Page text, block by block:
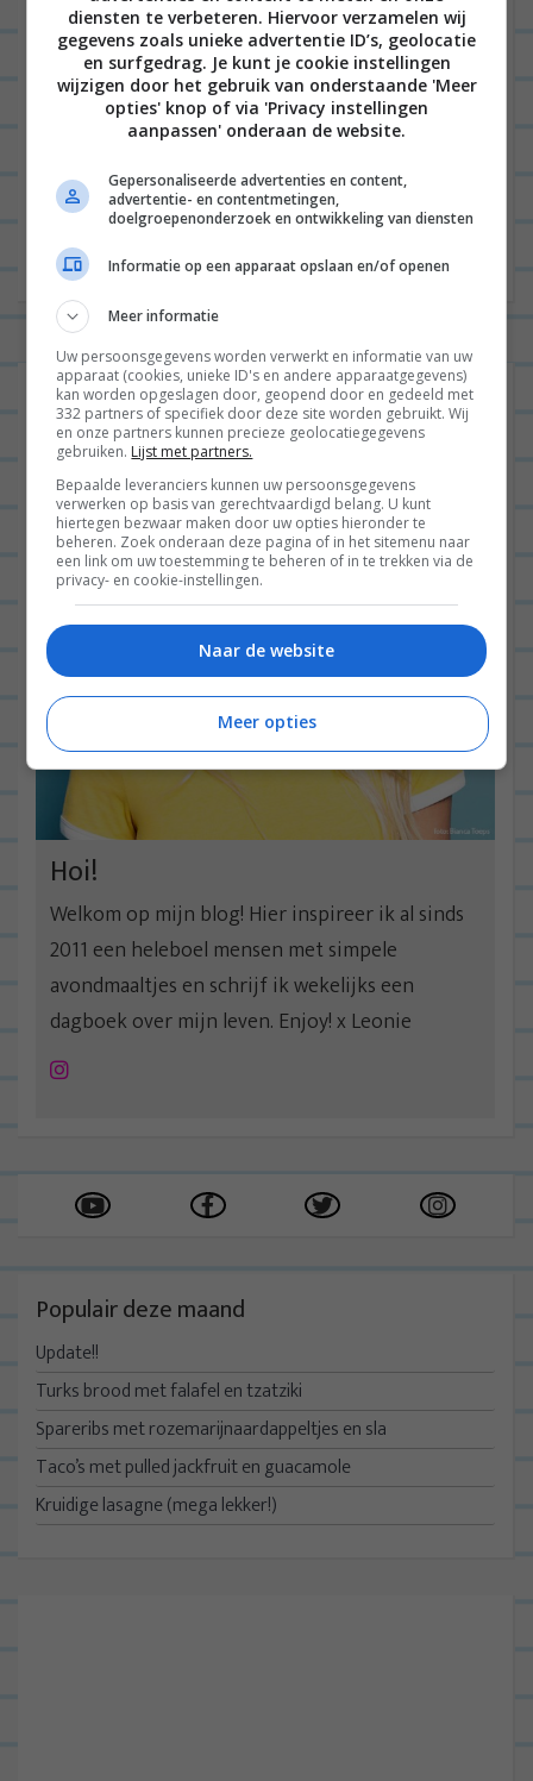
E-mail*
Hoi!
Welkom op mijn blog! Hier inspireer ik al sinds
2011 een heleboel mensen met simpele
avondmaaltjes en schrijf ik wekelijks een
dagboek over mijn leven. Enjoy! x Leonie
Instagram
Populair deze maand
Update!!
Turks brood met falafel en tzatziki
Spareribs met rozemarijnaardappeltjes en sla
Taco’s met pulled jackfruit en guacamole
Kruidige lasagne (mega lekker!)
diensten te verbeteren. Hiervoor verzamelen wij
gegevens zoals unieke advertentie ID’s, geolocatie
en surfgedrag. Je kunt je cookie instellingen
wijzigen door het gebruik van onderstaande 'Meer
opties' knop of via 'Privacy instellingen
aanpassen' onderaan de website.
Gepersonaliseerde advertenties en content,
advertentie- en contentmetingen,
doelgroepenonderzoek en ontwikkeling van diensten
Informatie op een apparaat opslaan en/of openen
Meer informatie
Uw persoonsgegevens worden verwerkt en informatie van uw
apparaat (cookies, unieke ID's en andere apparaatgegevens)
kan worden opgeslagen door, geopend door en gedeeld met
332 partners of specifiek door deze site worden gebruikt. Wij
en onze partners kunnen precieze geolocatiegegevens
gebruiken. Lijst met partners.
Bepaalde leveranciers kunnen uw persoonsgegevens
verwerken op basis van gerechtvaardigd belang. U kunt
hiertegen bezwaar maken door uw opties hieronder te
beheren. Zoek onderaan deze pagina of in het sitemenu naar
een link om uw toestemming te beheren of in te trekken via de
privacy- en cookie-instellingen.
Naar de website
Meer opties